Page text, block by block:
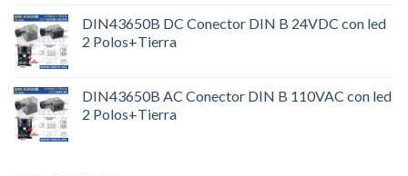
DIN43650B DC Conector DIN B 24VDC con led
2 Polos+Tierra
DIN43650B AC Conector DIN B 110VAC con led
2 Polos+Tierra